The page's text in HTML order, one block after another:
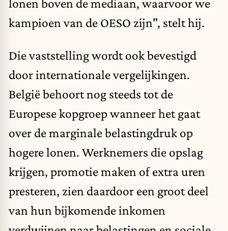
lonen boven de mediaan, waarvoor we
kampioen van de OESO zijn", stelt hij.
Die vaststelling wordt ook bevestigd
door internationale vergelijkingen.
België behoort nog steeds tot de
Europese kopgroep wanneer het gaat
over de marginale belastingdruk op
hogere lonen. Werknemers die opslag
krijgen, promotie maken of extra uren
presteren, zien daardoor een groot deel
van hun bijkomende inkomen